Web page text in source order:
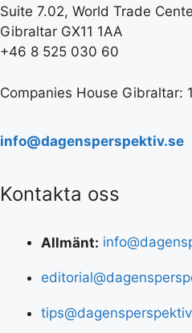
Suite 7.02, World Trade
Gibraltar GX11 1AA
+46 8 525 030 60
Companies House Gibraltar:
info@dagensperspektiv.se
Kontakta oss
Allmänt: